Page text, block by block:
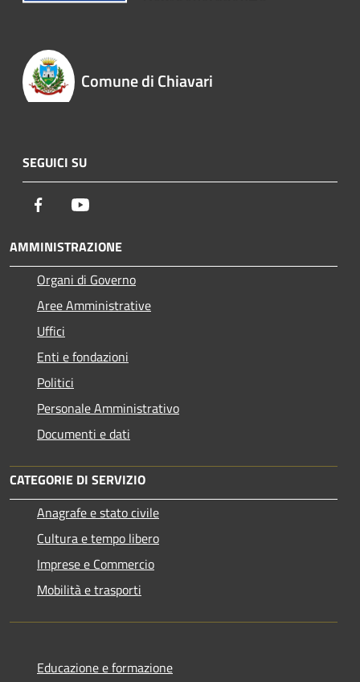
Comune di Chiavari
SEGUICI SU
Facebook
AMMINISTRAZIONE
Organi di Governo
Aree Amministrative
Uffici
Enti e fondazioni
Politici
Personale Amministrativo
Documenti e dati
CATEGORIE DI SERVIZIO
Anagrafe e stato civile
Cultura e tempo libero
Imprese e Commercio
Mobilità e trasporti
Educazione e formazione